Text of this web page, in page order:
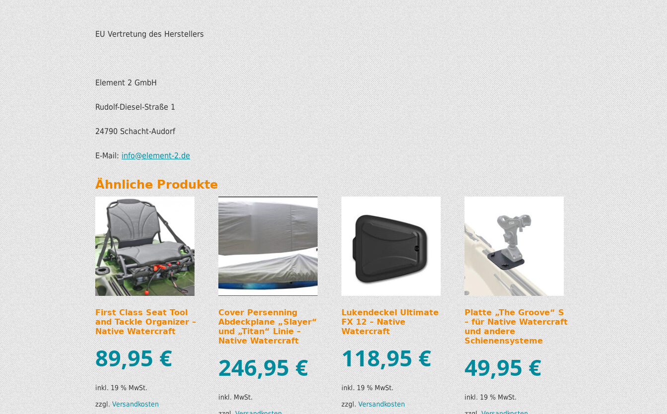
EU Vertretung des Herstellers
Element 2 GmbH
Rudolf-Diesel-Straße 1
24790 Schacht-Audorf
E-Mail:info@element-2.de
Ähnliche Produkte
First Class Seat Tool
and Tackle Organizer –
Native Watercraft
89,95€
inkl. 19 % MwSt.
zzgl.Versandkosten
Cover Persenning
Abdeckplane „Slayer“
und „Titan“ Linie –
Native Watercraft
246,95€
inkl. MwSt.
Lukendeckel Ultimate
FX 12 – Native
Watercraft
118,95€
inkl. 19 % MwSt.
zzgl.Versandkosten
Platte „The Groove“ S
– für Native Watercraft
und andere
Schienensysteme
49,95€
inkl. 19 % MwSt.